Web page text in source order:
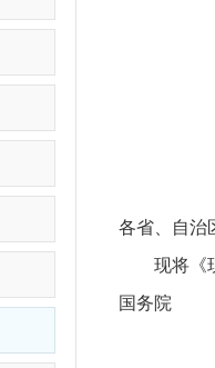
各省、自治
现将《
国